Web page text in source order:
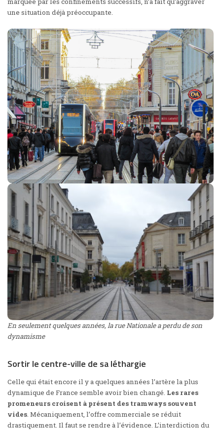
une situation déjà préoccupante.
En seulement quelques années, la rue Nationale a perdu de son
dynamisme
Sortir le centre-ville de sa léthargie
Celle qui était encore il y a quelques années l’artère la plus
dynamique de France semble avoir bien changé. Les rares
promeneurs croisent à présent des tramways souvent
vides. Mécaniquement, l’offre commerciale se réduit
drastiquement. Il faut se rendre à l’évidence. L’interdiction du